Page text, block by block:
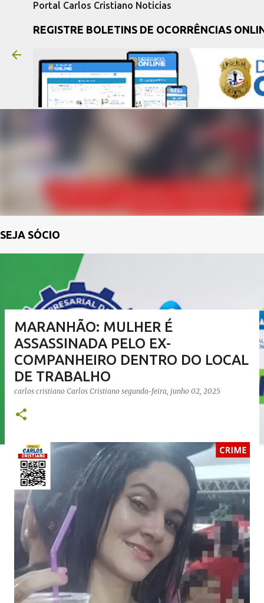
Portal Carlos Cristiano Noticias
REGISTRE BOLETINS DE OCORRÊNCIAS
SEJA SÓCIO
MARANHÃO: MULHER É
ASSASSINADA PELO EX-
COMPANHEIRO DENTRO DO LOCAL
DE TRABALHO
carlos cristiano Carlos Cristiano segunda-feira, junho 02, 2025